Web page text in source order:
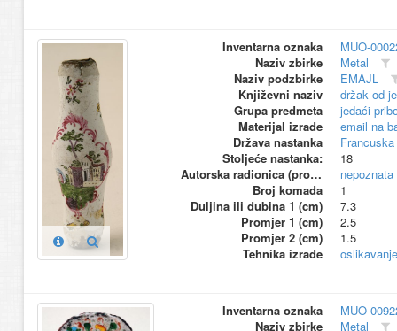
Inventarna oznaka
MUO-
Naziv zbirke
Metal
Naziv podzbirke
EMAJL
Književni naziv
držak od
Grupa predmeta
jedaći
Materijal izrade
email na
Država nastanka
Francuska
Stoljeće nastanka:
18
Autorska radionica (proizvođač)
nepoznata
Broj komada
1
Duljina ili dubina 1 (cm)
7.3
Promjer 1 (cm)
2.5
Promjer 2 (cm)
1.5
Tehnika izrade
oslikavanje
Inventarna oznaka
MUO-
Naziv zbirke
Metal